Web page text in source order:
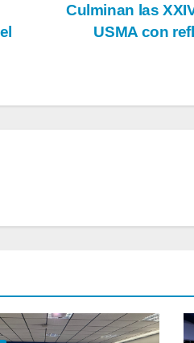
Culminan las
USMA con